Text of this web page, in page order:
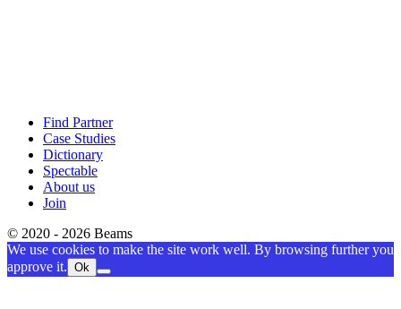
Find Partner
Case Studies
Dictionary
Spectable
About us
Join
© 2020 - 2026 Beams
We use cookies to make the site work well. By browsing further you
approve it. Ok